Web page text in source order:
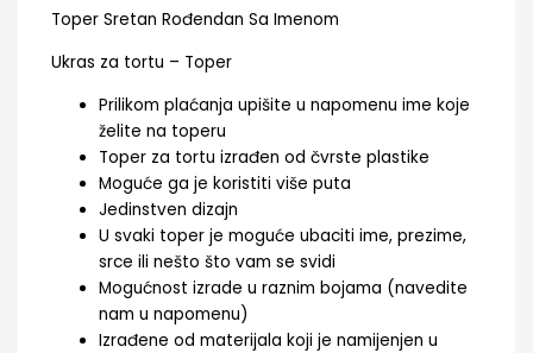
Toper Sretan Rođendan Sa Imenom
Ukras za tortu – Toper
Prilikom plaćanja upišite u napomenu ime koje
želite na toperu
Toper za tortu izrađen od čvrste plastike
Moguće ga je koristiti više puta
Jedinstven dizajn
U svaki toper je moguće ubaciti ime, prezime,
srce ili nešto što vam se svidi
Mogućnost izrade u raznim bojama (navedite
nam u napomenu)
Izrađene od materijala koji je namijenjen u